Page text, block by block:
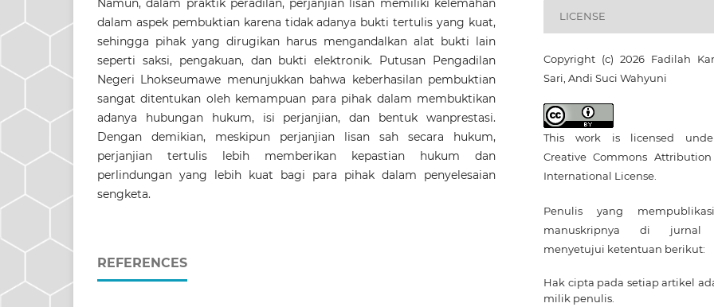
Namun, dalam praktik peradilan, perjanjian lisan memiliki kelemahan
dalam aspek pembuktian karena tidak adanya bukti tertulis yang kuat,
sehingga pihak yang dirugikan harus mengandalkan alat bukti lain
seperti saksi, pengakuan, dan bukti elektronik. Putusan Pengadilan
Negeri Lhokseumawe menunjukkan bahwa keberhasilan pembuktian
sangat ditentukan oleh kemampuan para pihak dalam membuktikan
adanya hubungan hukum, isi perjanjian, dan bentuk wanprestasi.
Dengan demikian, meskipun perjanjian lisan sah secara hukum,
perjanjian tertulis lebih memberikan kepastian hukum dan
perlindungan yang lebih kuat bagi para pihak dalam penyelesaian
sengketa.
REFERENCES
LICENSE
Copyright (c) 2026 Fadilah
Sari, Andi Suci Wahyuni
This work is licensed
Creative Commons
International License
Penulis yang
manuskripnya di
menyetujui ketentuan berikut:
Hak cipta pada setiap artikel
milik penulis.